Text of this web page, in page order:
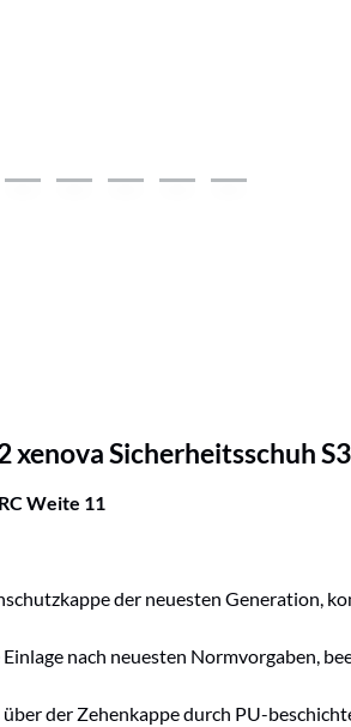
Sicherheitsschuh
Weite 11
der neuesten Generation,
nach neuesten Normvorgaben,
der Zehenkappe durch PU-